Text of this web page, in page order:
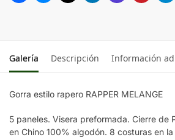
RED
NAVY
DARK GREY
Galería Descripción Información
Gorra estilo rapero RAPPER MELANGE
5 paneles. Visera preformada. Cierre de
en Chino 100% algodón. 8 costuras en la